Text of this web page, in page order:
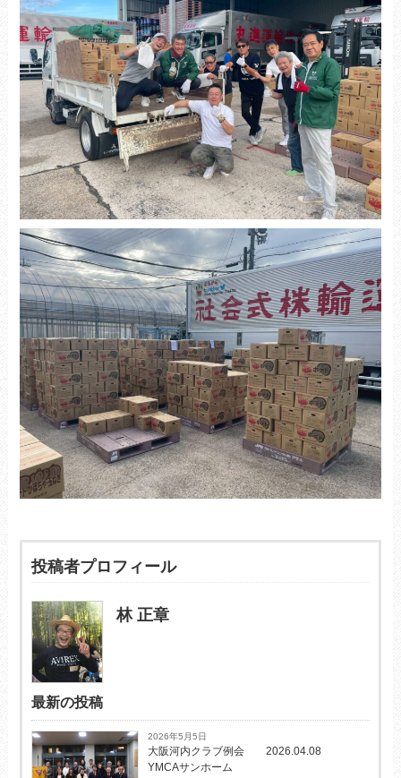
投稿者プロフィール
林 正章
最新の投稿
2026年5月5日
大阪河内クラブ例会 2026.04.08
YMCAサンホーム